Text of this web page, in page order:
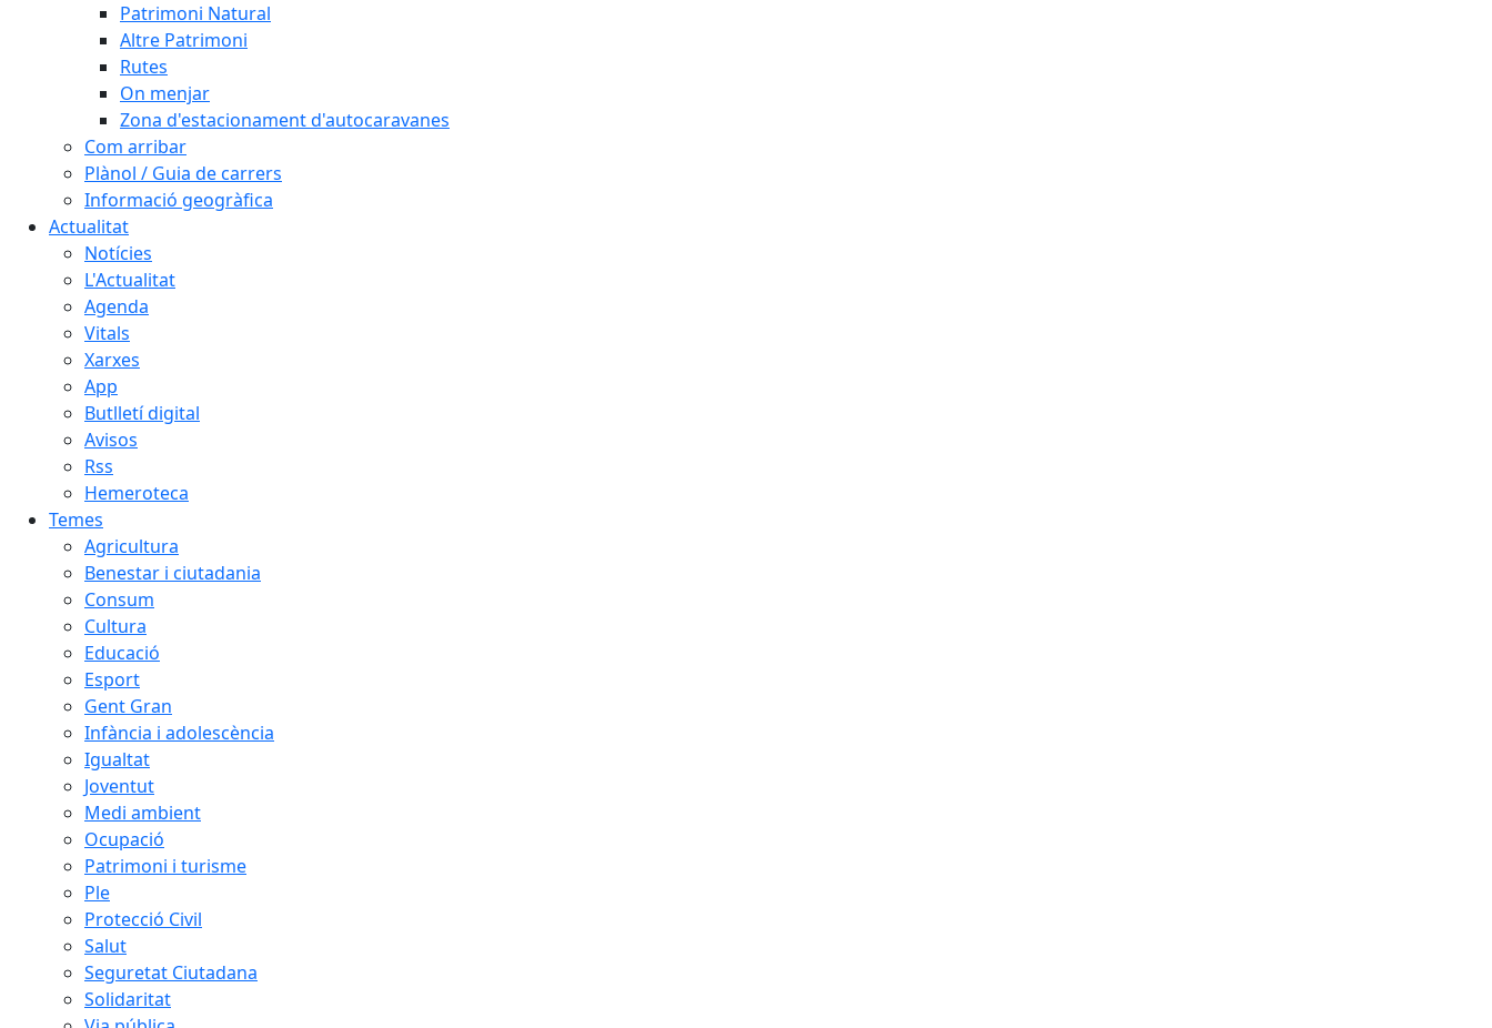
Patrimoni Natural
Altre Patrimoni
Rutes
On menjar
Zona d'estacionament d'autocaravanes
Com arribar
Plànol / Guia de carrers
Informació geogràfica
Actualitat
Notícies
L'Actualitat
Agenda
Vitals
Xarxes
App
Butlletí digital
Avisos
Rss
Hemeroteca
Temes
Agricultura
Benestar i ciutadania
Consum
Cultura
Educació
Esport
Gent Gran
Infància i adolescència
Igualtat
Joventut
Medi ambient
Ocupació
Patrimoni i turisme
Ple
Protecció Civil
Salut
Seguretat Ciutadana
Solidaritat